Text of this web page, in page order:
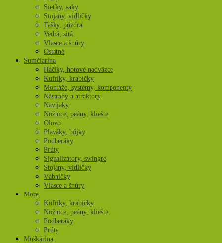
Sieťky, saky
Stojany, vidličky
Tašky, púzdra
Vedrá, sitá
Vlasce a šnúry
Ostatné
Sumčiarina
Háčiky, hotové nadväzce
Kufríky, krabičky
Montáže, systémy, komponenty
Nástrahy a atraktory
Navíjaky
Nožnice, peány, kliešte
Olovo
Plaváky, bójky
Podberáky
Prúty
Signalizátory, swingre
Stojany, vidličky
Vábničky
Vlasce a šnúry
More
Kufríky, krabičky
Nožnice, peány, kliešte
Podberáky
Prúty
Muškárina